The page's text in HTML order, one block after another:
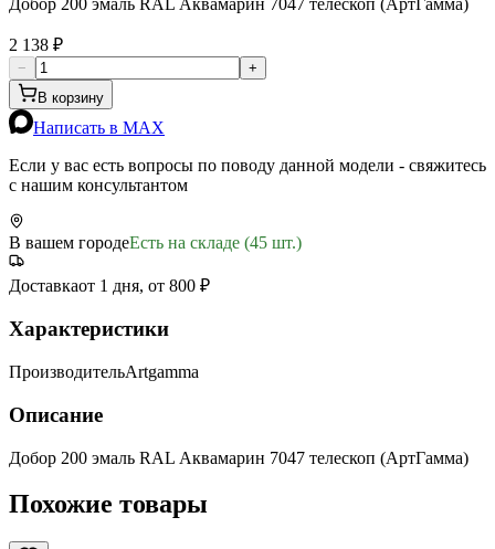
2 138 ₽
−
+
В корзину
Написать в MAX
Если у вас есть вопросы по поводу данной модели - свяжитесь
с нашим консультантом
В вашем городеЕсть на складе (45 шт.)
Доставкаот 1 дня, от 800 ₽
Характеристики
ПроизводительArtgamma
Описание
Добор 200 эмаль RAL Аквамарин 7047 телескоп (АртГамма)
Похожие товары